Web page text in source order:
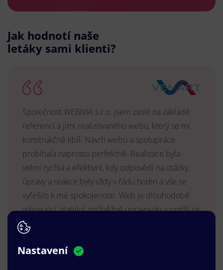
Jak hodnotí naše
letáky sami klienti?
Společnost WEBNIA s.r.o. jsem zvolil na základě
referencí a jimi realizovaného webu, který se mi
konstrukčně libíl. Návrh webu a spolupráce
probíhala naprosto perfektně. Realizace byla
velmi rychlá a efektivní, kdy odpovědi na otázky,
úpravy a reakce byly vždy v řádu hodin a vše se
vyřešilo k mé spokojenosti. Web je dlouhodobě
vyhovující, stabilní, průběžně upravován a podílí se
na pozitivním vnímání naší značky.
MUDr. Radek Vyšohlíd
VENART s.r.o.
Nastavení